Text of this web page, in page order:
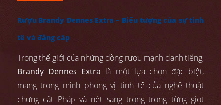
Rượu Brandy Dennes Extra – Biểu tượng của sự tinh
tế và đẳng cấp
Trong thế giới của những dòng rượu mạnh danh tiếng,
Brandy Dennes Extra là một lựa chọn đặc biệt,
mang trong mình phong vị tinh tế của nghệ thuật
chưng cất Pháp và nét sang trọng trong từng giọt